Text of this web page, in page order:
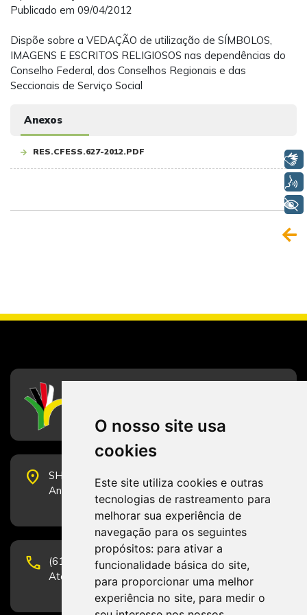
O nosso site usa
cookies
Este site utiliza cookies e outras
tecnologias de rastreamento para
melhorar sua experiência de
navegação para os seguintes
propósitos: para ativar a
funcionalidade básica do site,
para proporcionar uma melhor
experiência no site, para medir o
Publicado em 09/04/2012
Dispõe sobre a VEDAÇÃO de utilização de SÍMBOLOS,
IMAGENS E ESCRITOS RELIGIOSOS nas dependências do
Conselho Federal, dos Conselhos Regionais e das
Seccionais de Serviço Social
Anexos
RES.CFESS.627-2012.PDF
place
SHS Quadra 6, Bloco E, Complexo Brasil 21, 20º
Andar, Sala 2001 - CEP 70322-915 - Brasília/DF
phone
(61) 3223-1652 e (61) 98131-3801.
Atendimento por telefone em horário comercial